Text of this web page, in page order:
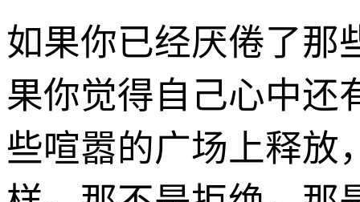
如果你已经厌倦了那
果你觉得自己心中还
些喧嚣的广场上释放